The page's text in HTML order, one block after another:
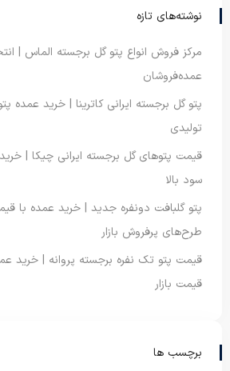
نوشته‌های تازه
مرکز فروش انواع پتو گل برجسته الماس |
عمده‌فروشان
پتو گل برجسته ایرانی کاترینا | خرید عمده
تولیدی
قیمت پتوهای گل برجسته ایرانی چیکا |
سود بالا
پتو گلبافت دونفره جدید | خرید عمده با
طرح‌های پرفروش بازار
قیمت پتو تک نفره برجسته پروانه | خرید
قیمت بازار
برچسب ها